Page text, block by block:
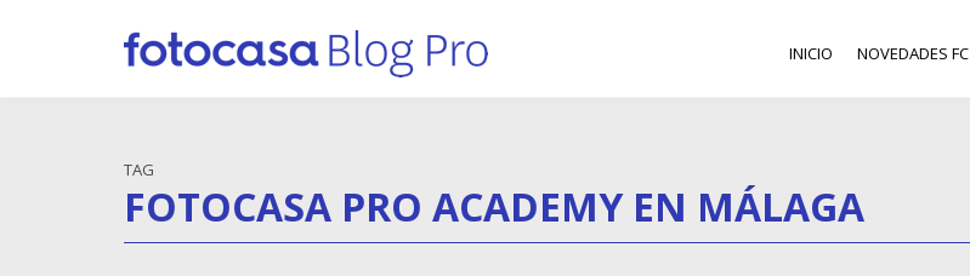
INICIO NOVEDADES FC
TAG
FOTOCASA PRO ACADEMY EN MÁLAGA